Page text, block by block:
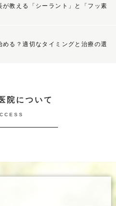
教える「シーラント」と「フッ素
る？適切なタイミングと治療の選
院について